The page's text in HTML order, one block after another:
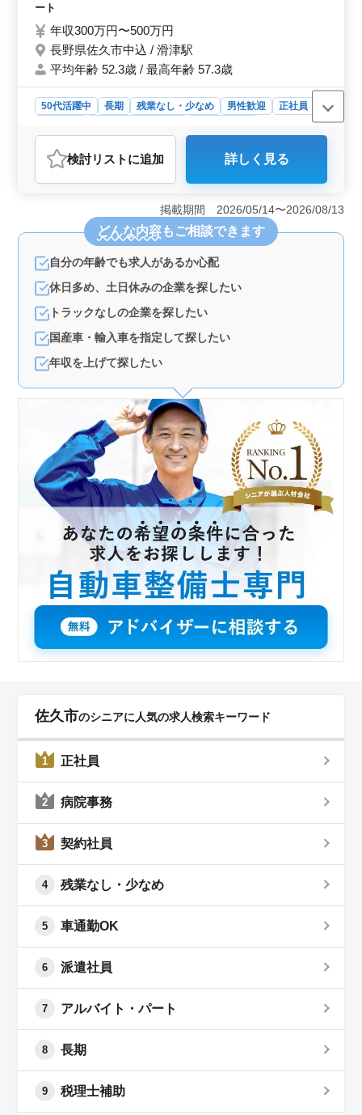
会保険完備 ・交通費全額支給
ート
年収300万円〜500万円
長野県佐久市中込 / 滑津駅
平均年齢 52.3歳 / 最高年齢 57.3歳
50代活躍中 長期 残業なし・少なめ 男性歓迎
正社員
おすすめポイント
＜大型自動車整備のプロ＞ 10年以上の豊富な経験を持
つベテランメカニックを募集しています。当工場では大
な技術を発揮していただきます。また、乗用車や二輪車
の整備も行い、多岐にわたる技術力を磨ける環境で
す。 ＜中高年積極採用中＞ 50代以上の方々も積極
的に採用しており、経験豊富な方々のご活躍を期待して
ャリアを築いていただける環境を整えています。ご年齢
に関係なく、ご応募をお待ちしています。 ＜福利厚
生充実＞ 社会保険の完備や交通費の全額支給など、働
きやすい環境を整えています。また、休日や休憩時間も
しっかり確保し、健康面やワークライフバランスの充実
を図っています。安心して長く働ける環境が整っていま
す。
検討リスト に追加 詳しく見る
掲載期間 2026/05/14〜2026/08/13
どんな内容もご相談できます
自分の年齢でも求人があるか心配
休日多め、土日休みの企業を探したい
トラックなしの企業を探したい
国産車・輸入車を指定して探したい
年収を上げて探したい
佐久市のシニアに人気の求人検索キーワード
1 正社員
2 病院事務
3 契約社員
4 残業なし・少なめ
5 車通勤OK
6 派遣社員
7 アルバイト・パート
8 長期
9 税理士補助